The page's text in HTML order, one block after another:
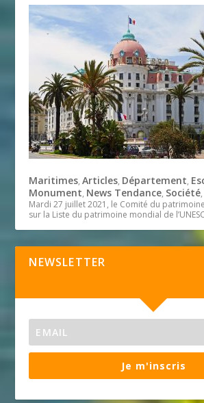
Maritimes,Articles, Département,
Monument, News Tendance, Société,
Mardi 27 juillet 2021, le Comité du
sur la Liste du patrimoine mondial de
NEWSLETTER
Je m'inscris